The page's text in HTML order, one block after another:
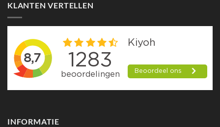
KLANTEN VERTELLEN
INFORMATIE